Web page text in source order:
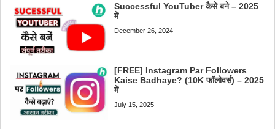
Successful YouTuber कैसे बने – 2025
में
December 26, 2024
[FREE] Instagram Par Followers
Kaise Badhaye? (10K फॉलोवर्स) – 2025
में
July 15, 2025